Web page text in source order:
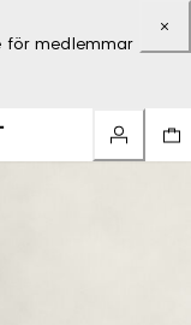
för medlemmar